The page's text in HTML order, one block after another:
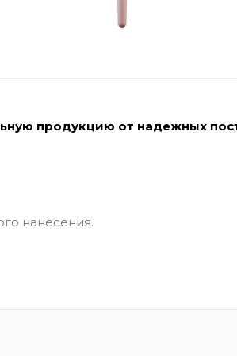
продукцию от надежных
нанесения.